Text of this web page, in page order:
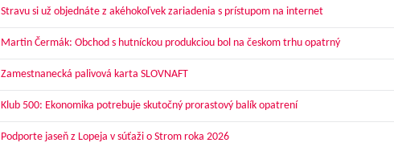
Stravu si už objednáte z akéhokoľvek zariadenia s prístupom na internet
Martin Čermák: Obchod s hutníckou produkciou bol na českom trhu opatrný
Zamestnanecká palivová karta SLOVNAFT
Klub 500: Ekonomika potrebuje skutočný prorastový balík opatrení
Podporte jaseň z Lopeja v súťaži o Strom roka 2026